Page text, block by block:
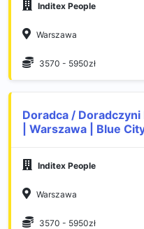
Inditex People
Warszawa
3570 - 5950zł
Doradca /
| Warszawa | Blue
Inditex People
Warszawa
3570 - 5950zł